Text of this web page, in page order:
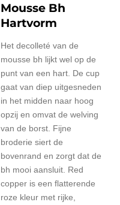
Mousse Bh
Hartvorm
Het decolleté van de
mousse bh lijkt wel op de
punt van een hart. De cup
gaat van diep uitgesneden
in het midden naar hoog
opzij en omvat de welving
van de borst. Fijne
broderie siert de
bovenrand en zorgt dat de
bh mooi aansluit. Red
copper is een flatterende
roze kleur met rijke,